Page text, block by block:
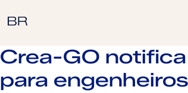
Crea-GO
para engenheiros